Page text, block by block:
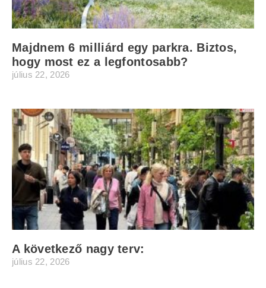
Majdnem 6 milliárd egy parkra. Biztos,
hogy most ez a legfontosabb?
július 22, 2026
A következő nagy terv:
július 22, 2026